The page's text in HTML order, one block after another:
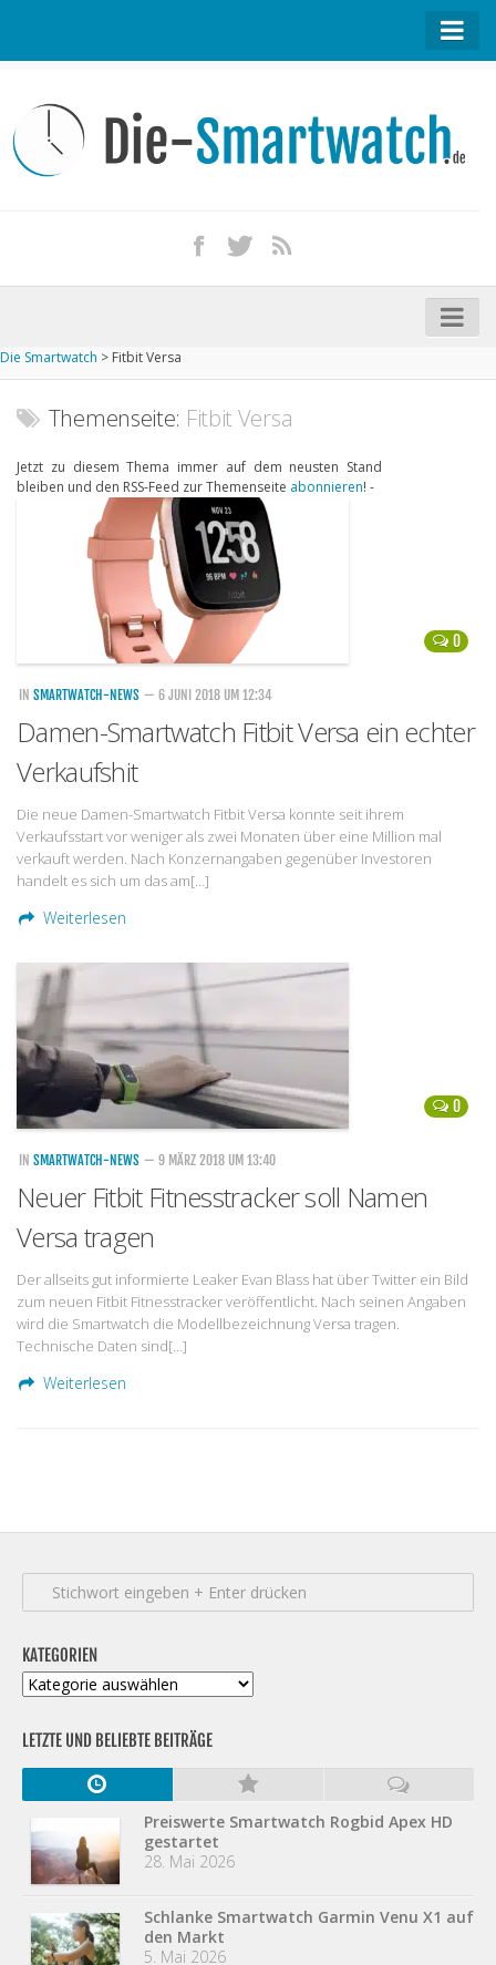
Kontakt / Tipp geben
Impressum
iPhone kaufen
Startseite
Aktuelle Smartwatches im Test
Marken und Modelle
Handytarife
BASE
Smartphonetarife
Datentarife
o2
Smartphonetarife
Prepaid-Tarife
Flatrate-Prepaidtarife
Mobilfunk-Vergleichsrechner
Mobilfunk-Tarifrechner
Die Smartwatch > Fitbit Versa
Themenseite: Fitbit Versa
Jetzt zu diesem Thema immer auf dem neusten Stand
bleiben und den RSS-Feed zur Themenseite abonnieren! -
0
IN SMARTWATCH-NEWS — 6 JUNI 2018 UM 12:34
Damen-Smartwatch Fitbit Versa ein echter
Verkaufshit
Die neue Damen-Smartwatch Fitbit Versa konnte seit ihrem
Verkaufsstart vor weniger als zwei Monaten über eine Million mal
verkauft werden. Nach Konzernangaben gegenüber Investoren
handelt es sich um das am[…]
Weiterlesen
0
IN SMARTWATCH-NEWS — 9 MÄRZ 2018 UM 13:40
Neuer Fitbit Fitnesstracker soll Namen
Versa tragen
Der allseits gut informierte Leaker Evan Blass hat über Twitter ein Bild
zum neuen Fitbit Fitnesstracker veröffentlicht. Nach seinen Angaben
wird die Smartwatch die Modellbezeichnung Versa tragen.
Technische Daten sind[…]
Weiterlesen
KATEGORIEN
Kategorien
LETZTE UND BELIEBTE BEITRÄGE
Preiswerte Smartwatch Rogbid Apex HD
gestartet
28. Mai 2026
Schlanke Smartwatch Garmin Venu X1 auf
den Markt
5. Mai 2026